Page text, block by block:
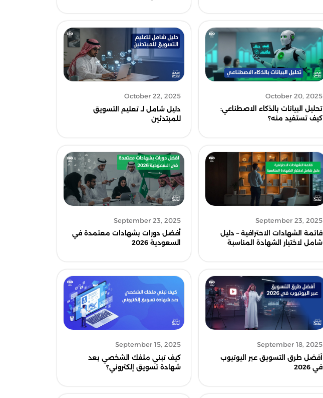
October 20, 2025
تحليل البيانات بالذكاء الاصطناعي:
كيف تستفيد منه؟
October 22, 2025
دليل شامل لـ تعليم التسويق
للمبتدئين
September 23, 2025
قائمة الشهادات الاحترافية – دليل
شامل لاختيار الشهادة المناسبة
September 23, 2025
أفضل دورات بشهادات معتمدة في
السعودية 2026
September 18, 2025
أفضل طرق التسويق عبر اليوتيوب
في 2026
September 15, 2025
كيف تبني ملفك الشخصي بعد
شهادة تسويق إلكتروني؟